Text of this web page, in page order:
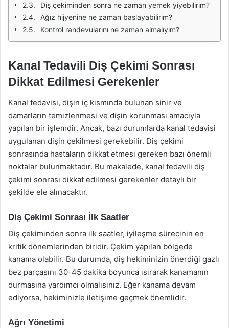
Diş çekiminden sonra ne zaman yemek yiyebilirim?
Ağız hijyenine ne zaman başlayabilirim?
Kontrol randevularını ne zaman almalıyım?
Kanal Tedavili Diş Çekimi Sonrası
Dikkat Edilmesi Gerekenler
Kanal tedavisi, dişin iç kısmında bulunan sinir ve
damarların temizlenmesi ve dişin korunması amacıyla
yapılan bir işlemdir. Ancak, bazı durumlarda kanal tedavisi
uygulanan dişin çekilmesi gerekebilir. Diş çekimi
sonrasında hastaların dikkat etmesi gereken bazı önemli
noktalar bulunmaktadır. Bu makalede, kanal tedavili diş
çekimi sonrası dikkat edilmesi gerekenler detaylı bir
şekilde ele alınacaktır.
Diş Çekimi Sonrası İlk Saatler
Diş çekiminden sonra ilk saatler, iyileşme sürecinin en
kritik dönemlerinden biridir. Çekim yapılan bölgede
kanama olabilir. Bu durumda, diş hekiminizin önerdiği gazlı
bez parçasını 30-45 dakika boyunca ısırarak kanamanın
durmasına yardımcı olmalısınız. Eğer kanama devam
ediyorsa, hekiminizle iletişime geçmek önemlidir.
Ağrı Yönetimi